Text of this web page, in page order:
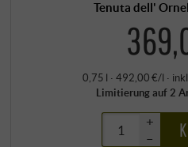
Tenuta dell'
0,75 l · 492,00 €/l ·
Limitierung auf 2
+
–